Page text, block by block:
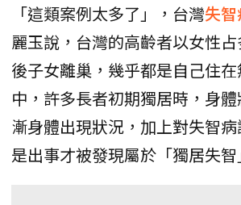
「這類案例太多了」，台灣失
麗玉說，台灣的高齡者以女性
後子女離巢，幾乎都是自己住
中，許多長者初期獨居時，身
漸身體出現狀況，加上對失智
是出事才被發現屬於「獨居失智